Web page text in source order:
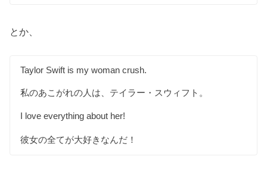
とか、
Taylor Swift is my woman crush.
私のあこがれの人は、テイラー・スウィフト。
I love everything about her!
彼女の全てが大好きなんだ！